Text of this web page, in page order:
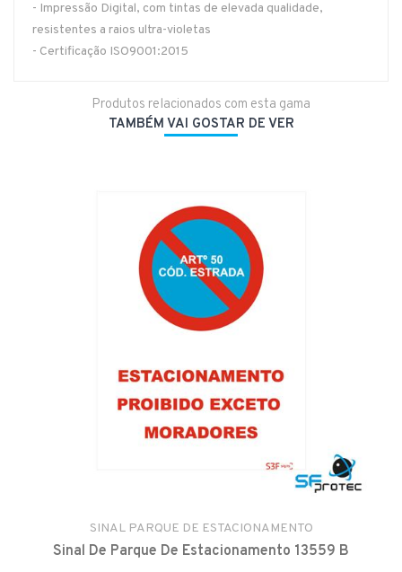
- Impressão Digital, com tintas de elevada qualidade,
resistentes a raios ultra-violetas
- Certificação ISO9001:2015
Produtos relacionados com esta gama
TAMBÉM VAI GOSTAR DE VER
SINAL PARQUE DE ESTACIONAMENTO
Sinal De Parque De Estacionamento 13559 B